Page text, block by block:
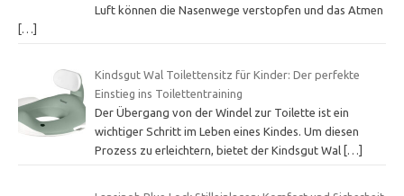
Luft können die Nasenwege verstopfen und das Atmen
[…]
Kindsgut Wal Toilettensitz für Kinder: Der perfekte
Einstieg ins Toilettentraining
Der Übergang von der Windel zur Toilette ist ein
wichtiger Schritt im Leben eines Kindes. Um diesen
Prozess zu erleichtern, bietet der Kindsgut Wal […]